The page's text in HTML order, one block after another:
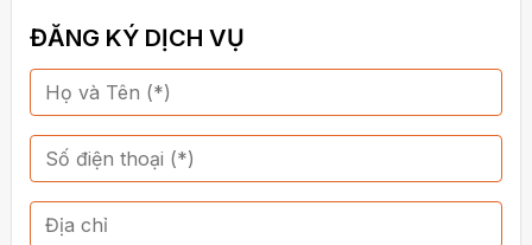
ĐĂNG KÝ DỊCH VỤ